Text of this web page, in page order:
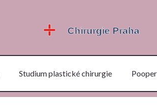
Studium plastické chirurgie